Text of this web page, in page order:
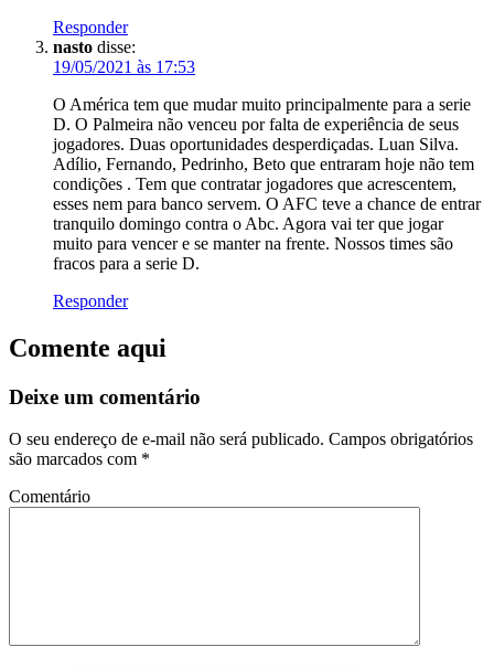
Responder
nasto disse:
19/05/2021 às 17:53
O América tem que mudar muito principalmente para a serie
D. O Palmeira não venceu por falta de experiência de seus
jogadores. Duas oportunidades desperdiçadas. Luan Silva.
Adílio, Fernando, Pedrinho, Beto que entraram hoje não tem
condições . Tem que contratar jogadores que acrescentem,
esses nem para banco servem. O AFC teve a chance de entrar
tranquilo domingo contra o Abc. Agora vai ter que jogar
muito para vencer e se manter na frente. Nossos times são
fracos para a serie D.
Responder
Comente aqui
Deixe um comentário
O seu endereço de e-mail não será publicado. Campos obrigatórios
são marcados com *
Comentário